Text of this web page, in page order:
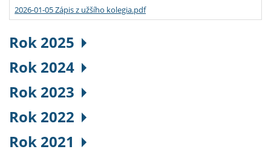
2026-01-05 Zápis z užšího kolegia.pdf
Rok 2025
Rok 2024
Rok 2023
Rok 2022
Rok 2021